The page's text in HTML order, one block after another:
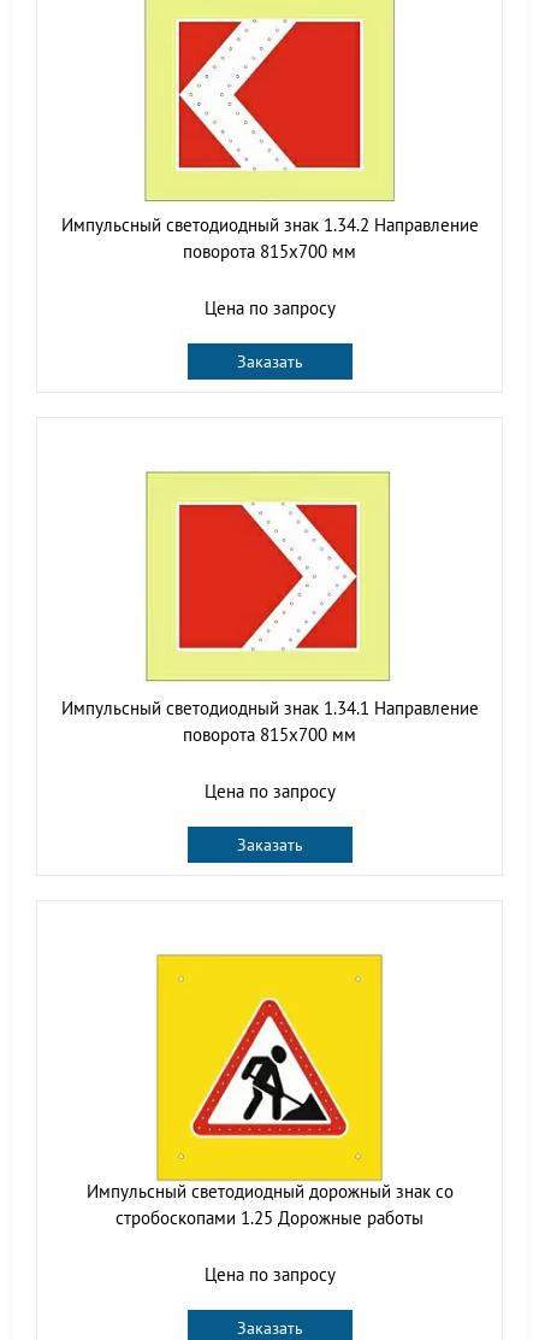
Импульсный светодиодный знак 1.34.2 Направление
поворота 815x700 мм
Цена по запросу
Заказать
Импульсный светодиодный знак 1.34.1 Направление
поворота 815x700 мм
Цена по запросу
Заказать
Импульсный cветодиодный дорожный знак со
стробоскопами 1.25 Дорожные работы
Цена по запросу
Заказать